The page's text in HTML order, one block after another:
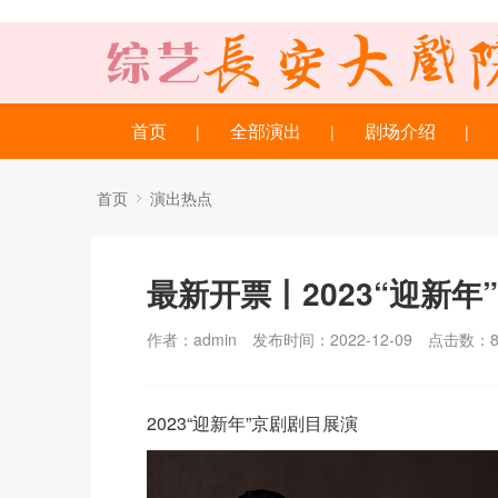
首页 | 全部演出 | 剧场介绍 |
首页 演出热点
最新开票丨2023“迎新年
作者：admin 发布时间：2022-12-09 点击数：
2023“迎新年”京剧剧目展演